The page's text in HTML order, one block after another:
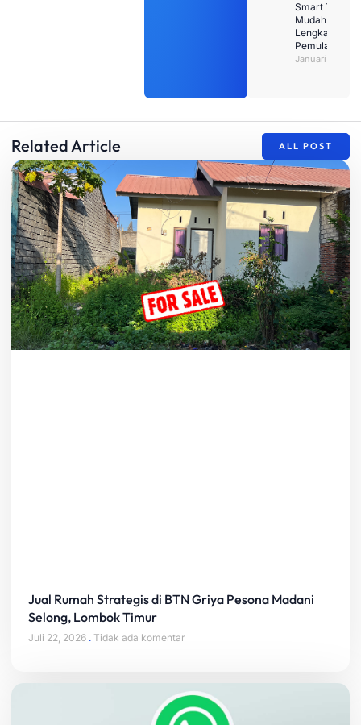
Smart TV
Mudah:
Lengkap
Pemula
Januari 26,
Related Article ALL POST
Jual Rumah Strategis di BTN Griya Pesona Madani
Selong, Lombok Timur
Juli 22, 2026 Tidak ada komentar